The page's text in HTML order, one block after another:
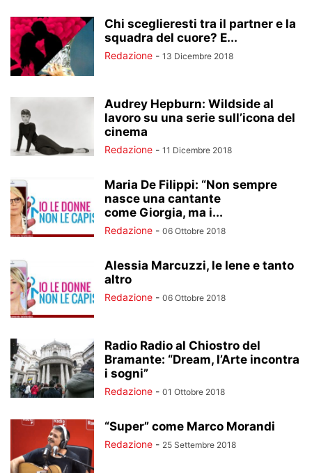
Chi sceglieresti tra il partner e la
squadra del cuore? E...
Redazione - 13 Dicembre 2018
Audrey Hepburn: Wildside al
lavoro su una serie sull’icona del
cinema
Redazione - 11 Dicembre 2018
Maria De Filippi: “Non sempre
nasce una cantante
come Giorgia, ma i...
Redazione - 06 Ottobre 2018
Alessia Marcuzzi, le Iene e tanto
altro
Redazione - 06 Ottobre 2018
Radio Radio al Chiostro del
Bramante: “Dream, l’Arte incontra
i sogni”
Redazione - 01 Ottobre 2018
“Super” come Marco Morandi
Redazione - 25 Settembre 2018